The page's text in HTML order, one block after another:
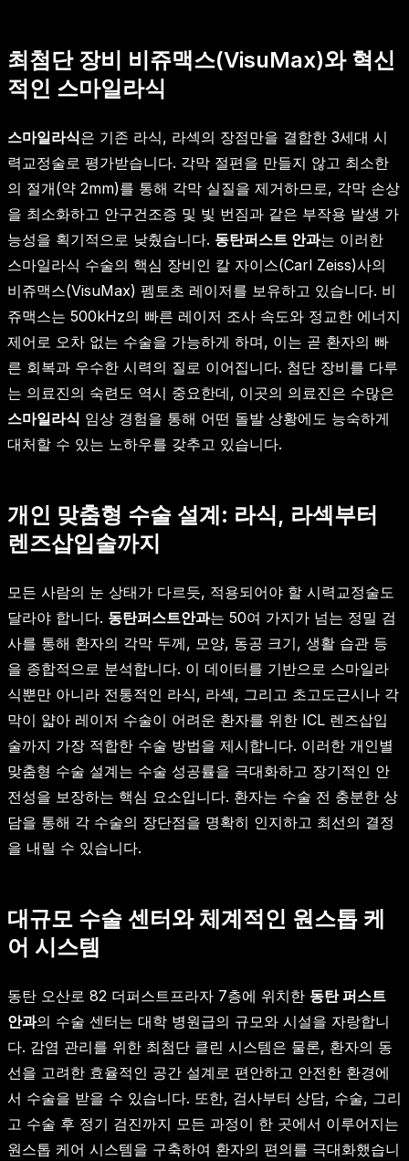
최첨단 장비 비쥬맥스(VisuMax)와 혁신
적인 스마일라식
스마일라식은 기존 라식, 라섹의 장점만을 결합한 3세대 시
력교정술로 평가받습니다. 각막 절편을 만들지 않고 최소한
의 절개(약 2mm)를 통해 각막 실질을 제거하므로, 각막 손상
을 최소화하고 안구건조증 및 빛 번짐과 같은 부작용 발생 가
능성을 획기적으로 낮췄습니다. 동탄퍼스트 안과는 이러한
스마일라식 수술의 핵심 장비인 칼 자이스(Carl Zeiss)사의
비쥬맥스(VisuMax) 펨토초 레이저를 보유하고 있습니다. 비
쥬맥스는 500kHz의 빠른 레이저 조사 속도와 정교한 에너지
제어로 오차 없는 수술을 가능하게 하며, 이는 곧 환자의 빠
른 회복과 우수한 시력의 질로 이어집니다. 첨단 장비를 다루
는 의료진의 숙련도 역시 중요한데, 이곳의 의료진은 수많은
스마일라식 임상 경험을 통해 어떤 돌발 상황에도 능숙하게
대처할 수 있는 노하우를 갖추고 있습니다.
개인 맞춤형 수술 설계: 라식, 라섹부터
렌즈삽입술까지
모든 사람의 눈 상태가 다르듯, 적용되어야 할 시력교정술도
달라야 합니다. 동탄퍼스트안과는 50여 가지가 넘는 정밀 검
사를 통해 환자의 각막 두께, 모양, 동공 크기, 생활 습관 등
을 종합적으로 분석합니다. 이 데이터를 기반으로 스마일라
식뿐만 아니라 전통적인 라식, 라섹, 그리고 초고도근시나 각
막이 얇아 레이저 수술이 어려운 환자를 위한 ICL 렌즈삽입
술까지 가장 적합한 수술 방법을 제시합니다. 이러한 개인별
맞춤형 수술 설계는 수술 성공률을 극대화하고 장기적인 안
전성을 보장하는 핵심 요소입니다. 환자는 수술 전 충분한 상
담을 통해 각 수술의 장단점을 명확히 인지하고 최선의 결정
을 내릴 수 있습니다.
대규모 수술 센터와 체계적인 원스톱 케
어 시스템
동탄 오산로 82 더퍼스트프라자 7층에 위치한 동탄 퍼스트
안과의 수술 센터는 대학 병원급의 규모와 시설을 자랑합니
다. 감염 관리를 위한 최첨단 클린 시스템은 물론, 환자의 동
선을 고려한 효율적인 공간 설계로 편안하고 안전한 환경에
서 수술을 받을 수 있습니다. 또한, 검사부터 상담, 수술, 그리
고 수술 후 정기 검진까지 모든 과정이 한 곳에서 이루어지는
원스톱 케어 시스템을 구축하여 환자의 편의를 극대화했습니